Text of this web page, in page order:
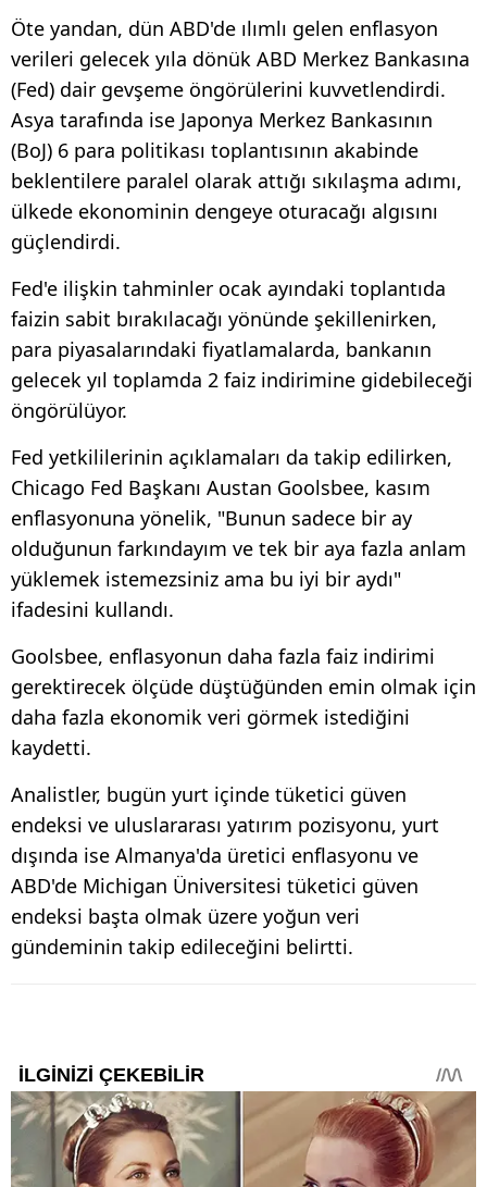
Öte yandan, dün ABD'de ılımlı gelen enflasyon
verileri gelecek yıla dönük ABD Merkez Bankasına
(Fed) dair gevşeme öngörülerini kuvvetlendirdi.
Asya tarafında ise Japonya Merkez Bankasının
(BoJ) 6 para politikası toplantısının akabinde
beklentilere paralel olarak attığı sıkılaşma adımı,
ülkede ekonominin dengeye oturacağı algısını
güçlendirdi.
Fed'e ilişkin tahminler ocak ayındaki toplantıda
faizin sabit bırakılacağı yönünde şekillenirken,
para piyasalarındaki fiyatlamalarda, bankanın
gelecek yıl toplamda 2 faiz indirimine gidebileceği
öngörülüyor.
Fed yetkililerinin açıklamaları da takip edilirken,
Chicago Fed Başkanı Austan Goolsbee, kasım
enflasyonuna yönelik, "Bunun sadece bir ay
olduğunun farkındayım ve tek bir aya fazla anlam
yüklemek istemezsiniz ama bu iyi bir aydı"
ifadesini kullandı.
Goolsbee, enflasyonun daha fazla faiz indirimi
gerektirecek ölçüde düştüğünden emin olmak için
daha fazla ekonomik veri görmek istediğini
kaydetti.
Analistler, bugün yurt içinde tüketici güven
endeksi ve uluslararası yatırım pozisyonu, yurt
dışında ise Almanya'da üretici enflasyonu ve
ABD'de Michigan Üniversitesi tüketici güven
endeksi başta olmak üzere yoğun veri
gündeminin takip edileceğini belirtti.